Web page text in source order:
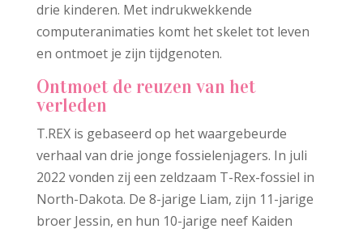
drie kinderen. Met indrukwekkende
computeranimaties komt het skelet tot leven
en ontmoet je zijn tijdgenoten.
Ontmoet de reuzen van het
verleden
T.REX is gebaseerd op het waargebeurde
verhaal van drie jonge fossielenjagers. In juli
2022 vonden zij een zeldzaam T-Rex-fossiel in
North-Dakota. De 8-jarige Liam, zijn 11-jarige
broer Jessin, en hun 10-jarige neef Kaiden